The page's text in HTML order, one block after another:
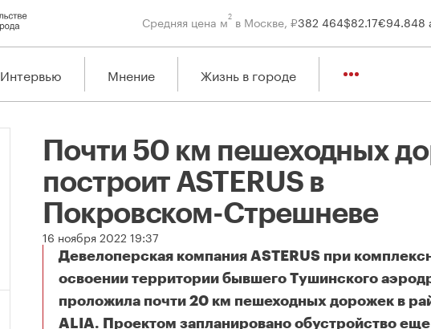
Средняя цена м2 в Москве, ₽382 464$82.17€94.848
Интервью Мнение Жизнь в городе
Почти 50 км пешеходных
построит ASTERUS в
Покровском-Стрешневе
16 ноября 2022 19:37
Девелоперская компания ASTERUS при
освоении территории бывшего Тушинского
проложила почти 20 км пешеходных дорожек в
ALIA. Проектом запланировано обустройство